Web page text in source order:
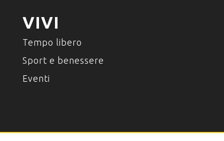
VIVI
Tempo libero
Sport e benessere
Eventi